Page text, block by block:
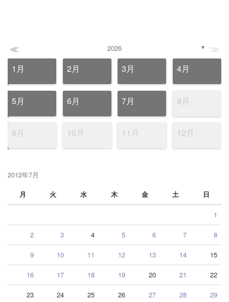
≪ 2026 ▼ ≫
1月 2月 3月 4月
5月 6月 7月 8月
9月 10月 11月 12月
2012年7月
月
火 水 木 金 土 日
1
2 3 4 5 6 7 8
9 10 11 12 13 14 15
16 17 18 19 20 21 22
23 24 25 26 27 28 29